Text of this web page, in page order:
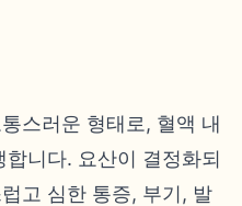
스러운 형태로, 혈액 내
니다. 요산이 결정화되
고 심한 통증, 부기, 발